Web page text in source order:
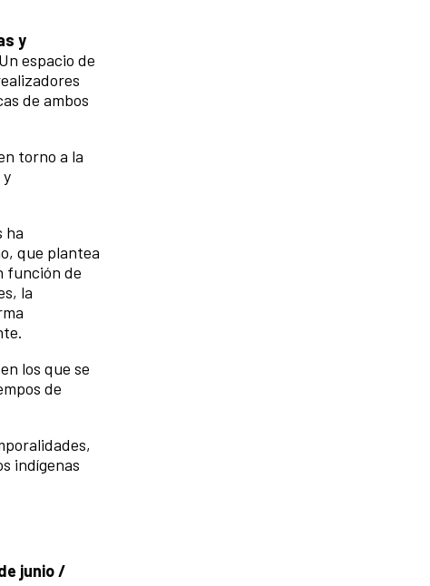
y
espacio de
de ambos
torno a la
ha
que plantea
función de
la
los que se
de
indígenas
junio /